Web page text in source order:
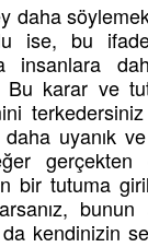
ise, bu
insanlara
Bu karar ve
uyanık
gerçekten
bir tutuma
kendinizin